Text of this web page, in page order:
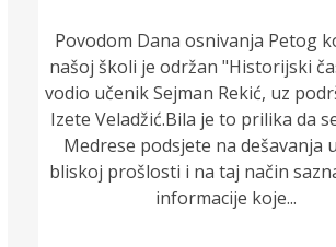
Povodom Dana osnivanja Petog
našoj školi je održan "Historijski
vodio učenik Sejman Rekić, uz
Izete Veladžić.Bila je to prilika da
Medrese podsjete na dešavanja
bliskoj prošlosti i na taj način
informacije koje...